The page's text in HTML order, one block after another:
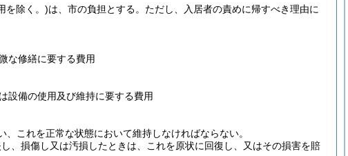
を除く。)は、市の負担とする。 ただし、入居者の責めに帰すべき理由に
な修繕に要する費用
設備の使用及び維持に要する費用
これを正常な状態において維持しなければならない。
、損傷し又は汚損したときは、これを原状に回復し、又はその損害を賠